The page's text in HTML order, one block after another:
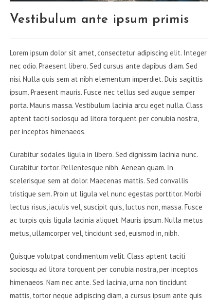
Vestibulum ante ipsum primis
Lorem ipsum dolor sit amet, consectetur adipiscing elit. Integer
nec odio. Praesent libero. Sed cursus ante dapibus diam. Sed
nisi. Nulla quis sem at nibh elementum imperdiet. Duis sagittis
ipsum. Praesent mauris. Fusce nec tellus sed augue semper
porta. Mauris massa. Vestibulum lacinia arcu eget nulla. Class
aptent taciti sociosqu ad litora torquent per conubia nostra,
per inceptos himenaeos.
Curabitur sodales ligula in libero. Sed dignissim lacinia nunc.
Curabitur tortor. Pellentesque nibh. Aenean quam. In
scelerisque sem at dolor. Maecenas mattis. Sed convallis
tristique sem. Proin ut ligula vel nunc egestas porttitor. Morbi
lectus risus, iaculis vel, suscipit quis, luctus non, massa. Fusce
ac turpis quis ligula lacinia aliquet. Mauris ipsum. Nulla metus
metus, ullamcorper vel, tincidunt sed, euismod in, nibh.
Quisque volutpat condimentum velit. Class aptent taciti
sociosqu ad litora torquent per conubia nostra, per inceptos
himenaeos. Nam nec ante. Sed lacinia, urna non tincidunt
mattis, tortor neque adipiscing diam, a cursus ipsum ante quis